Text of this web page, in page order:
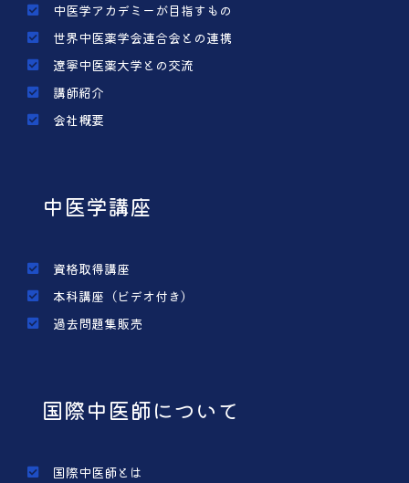
中医学アカデミーが目指すもの
世界中医薬学会連合会との連携
遼寧中医薬大学との交流
講師紹介
会社概要
中医学講座
資格取得講座
本科講座（ビデオ付き）
過去問題集販売
国際中医師について
国際中医師とは